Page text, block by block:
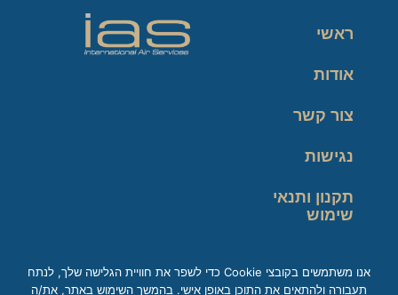
ראשי
אודות
צור קשר
נגישות
תקנון ותנאי
שימוש
אנו משתמשים בקובצי Cookie כדי לשפר את חוויית הגלישה שלך, לנתח
תעבורה ולהתאים את התוכן באופן אישי. בהמשך השימוש באתר, את/ה